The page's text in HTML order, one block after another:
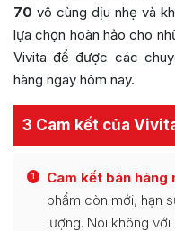
70 vô cùng dịu nhẹ và
lựa chọn hoàn hảo cho
Vivita để được các
hàng ngay hôm nay.
3 Cam kết của
1 Cam kết bán hàng
phẩm còn mới, hạn
lượng. Nói không